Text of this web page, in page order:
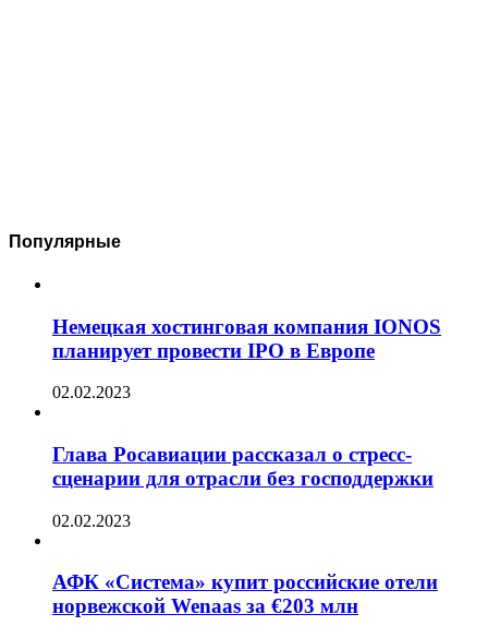
Популярные
Немецкая хостинговая компания IONOS
планирует провести IPO в Европе
02.02.2023
Глава Росавиации рассказал о стресс-
сценарии для отрасли без господдержки
02.02.2023
АФК «Система» купит российские отели
норвежской Wenaas за €203 млн